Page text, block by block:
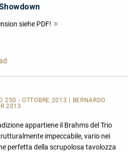
siehe PDF!
250 - OTTOBRE 2013 | BERNARDO
2013
appartiene il Brahms del Trio
impeccabile, vario nei
perfetta della scrupolosa tavolozza